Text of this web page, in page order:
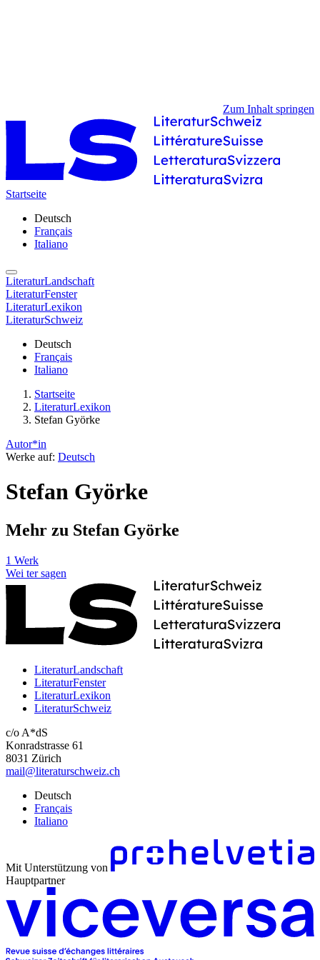
Zum Inhalt springen
Startseite
Deutsch
Français
Italiano
LiteraturLandschaft
LiteraturFenster
LiteraturLexikon
LiteraturSchweiz
Deutsch
Français
Italiano
Startseite
LiteraturLexikon
Stefan Györke
Autor*in
Werke auf: Deutsch
Stefan Györke
Mehr zu Stefan Györke
1 Werk
Wei ter sagen
LiteraturLandschaft
LiteraturFenster
LiteraturLexikon
LiteraturSchweiz
c/o A*dS
Konradstrasse 61
8031 Zürich
mail@literaturschweiz.ch
Deutsch
Français
Italiano
Mit Unterstützung von
Hauptpartner